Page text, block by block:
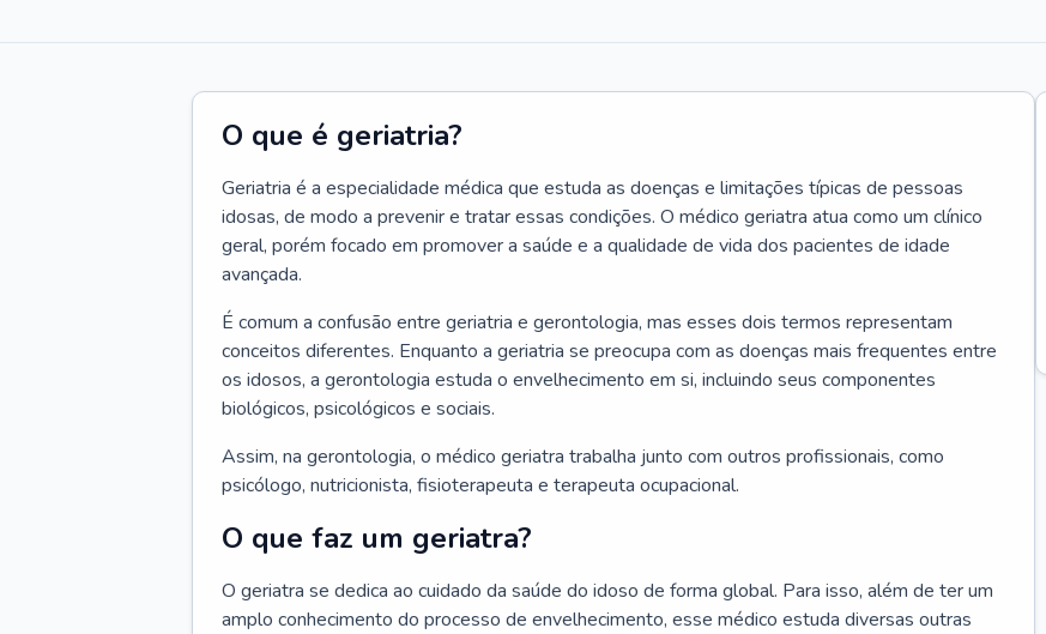
O que é geriatria?
Geriatria é a especialidade médica que estuda as doenças e limitações típicas de pessoas
idosas, de modo a prevenir e tratar essas condições. O médico geriatra atua como um clínico
geral, porém focado em promover a saúde e a qualidade de vida dos pacientes de idade
avançada.
É comum a confusão entre geriatria e gerontologia, mas esses dois termos representam
conceitos diferentes. Enquanto a geriatria se preocupa com as doenças mais frequentes entre
os idosos, a gerontologia estuda o envelhecimento em si, incluindo seus componentes
biológicos, psicológicos e sociais.
Assim, na gerontologia, o médico geriatra trabalha junto com outros profissionais, como
psicólogo, nutricionista, fisioterapeuta e terapeuta ocupacional.
O que faz um geriatra?
O geriatra se dedica ao cuidado da saúde do idoso de forma global. Para isso, além de ter um
amplo conhecimento do processo de envelhecimento, esse médico estuda diversas outras